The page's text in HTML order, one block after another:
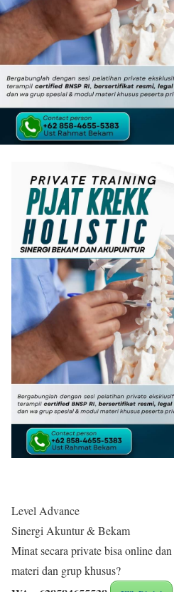
Level Advance
Sinergi Akuntur & Bekam
Minat secara private bisa online
materi dan grup khusus?